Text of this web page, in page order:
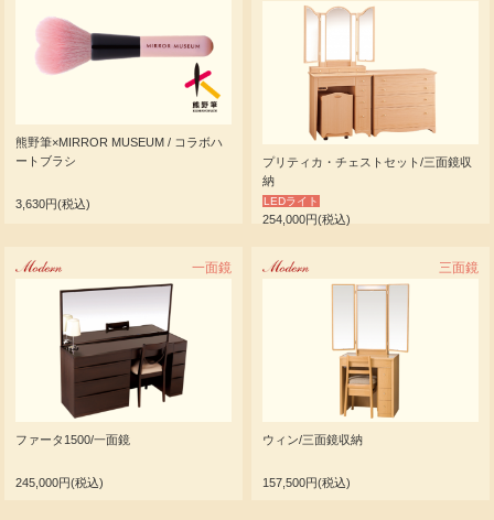
熊野筆×MIRROR MUSEUM / コラボハ
ートブラシ
3,630円(税込)
プリティカ・チェストセット/三面鏡収
納
LEDライト
254,000円(税込)
一面鏡
ファータ1500/一面鏡
245,000円(税込)
三面鏡
ウィン/三面鏡収納
157,500円(税込)